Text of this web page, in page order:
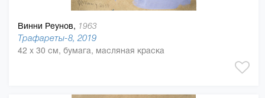
Винни Реунов, 1963
Трафареты-8, 2019
42 x 30 см, бумага, масляная краска